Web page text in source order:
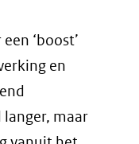
‘boost’
en
maar